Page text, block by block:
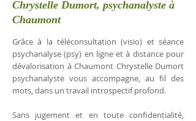
Chrystelle Dumort, psychanalyste à
Chaumont
Grâce à la téléconsultation (visio) et séance
psychanalyse (psy) en ligne et à distance pour
dévalorisation à Chaumont Chrystelle Dumort
psychanalyste vous accompagne, au fil des
mots, dans un travail introspectif profond.
Sans jugement et en toute confidentialité,